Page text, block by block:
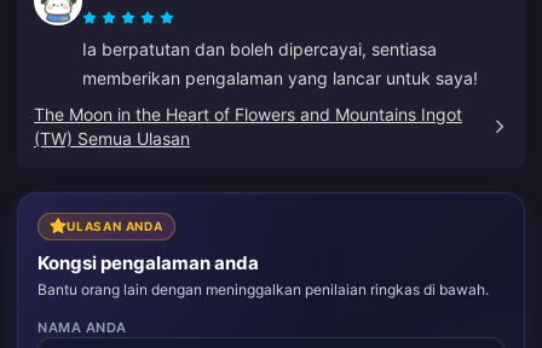
Ia berpatutan dan boleh dipercayai, sentiasa
memberikan pengalaman yang lancar untuk saya!
The Moon in the Heart of Flowers and Mountains Ingot
(TW) Semua Ulasan
ULASAN ANDA
Kongsi pengalaman anda
Bantu orang lain dengan meninggalkan penilaian ringkas di bawah.
NAMA ANDA